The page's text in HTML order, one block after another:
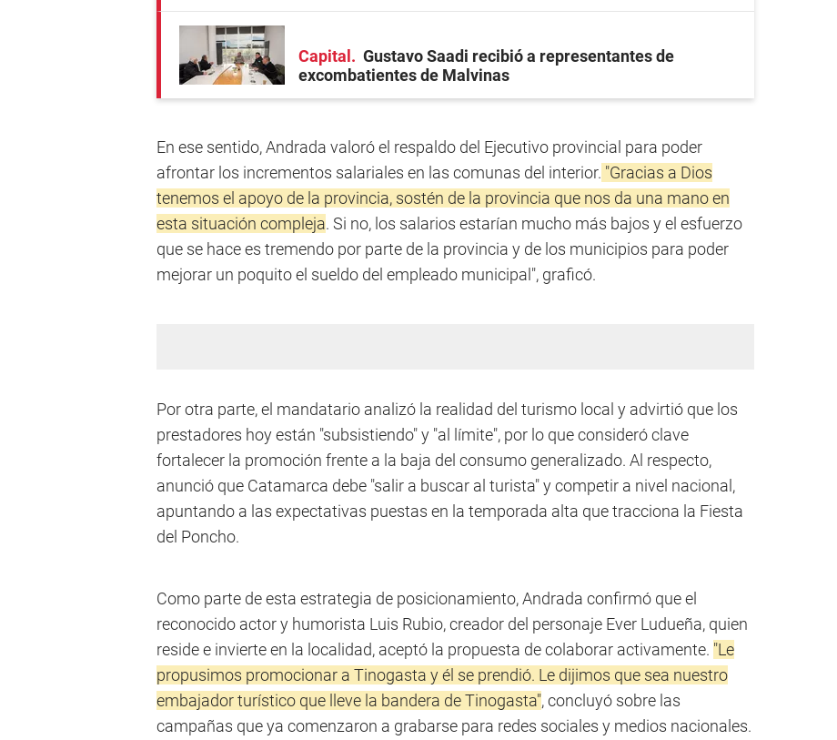
Capital
Gustavo Saadi recibió a representantes de
excombatientes de Malvinas
En ese sentido, Andrada valoró el respaldo del Ejecutivo provincial para poder
afrontar los incrementos salariales en las comunas del interior. "Gracias a Dios
tenemos el apoyo de la provincia, sostén de la provincia que nos da una mano en
esta situación compleja. Si no, los salarios estarían mucho más bajos y el esfuerzo
que se hace es tremendo por parte de la provincia y de los municipios para poder
mejorar un poquito el sueldo del empleado municipal", graficó.
Por otra parte, el mandatario analizó la realidad del turismo local y advirtió que los
prestadores hoy están "subsistiendo" y "al límite", por lo que consideró clave
fortalecer la promoción frente a la baja del consumo generalizado. Al respecto,
anunció que Catamarca debe "salir a buscar al turista" y competir a nivel nacional,
apuntando a las expectativas puestas en la temporada alta que tracciona la Fiesta
del Poncho.
Como parte de esta estrategia de posicionamiento, Andrada confirmó que el
reconocido actor y humorista Luis Rubio, creador del personaje Ever Ludueña, quien
reside e invierte en la localidad, aceptó la propuesta de colaborar activamente. "Le
propusimos promocionar a Tinogasta y él se prendió. Le dijimos que sea nuestro
embajador turístico que lleve la bandera de Tinogasta", concluyó sobre las
campañas que ya comenzaron a grabarse para redes sociales y medios nacionales.